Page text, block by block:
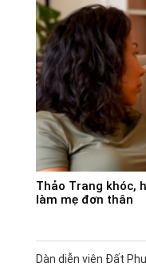
Thảo Trang khóc,
làm mẹ đơn thân
Dàn diễn viên Đất